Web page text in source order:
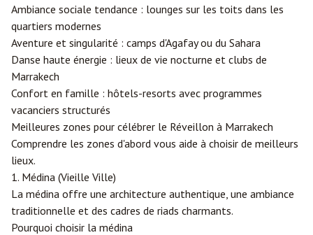
Ambiance sociale tendance : lounges sur les toits dans les
quartiers modernes
Aventure et singularité : camps d'Agafay ou du Sahara
Danse haute énergie : lieux de vie nocturne et clubs de
Marrakech
Confort en famille : hôtels-resorts avec programmes
vacanciers structurés
Meilleures zones pour célébrer le Réveillon à Marrakech
Comprendre les zones d'abord vous aide à choisir de meilleurs
lieux.
1. Médina (Vieille Ville)
La médina offre une architecture authentique, une ambiance
traditionnelle et des cadres de riads charmants.
Pourquoi choisir la médina